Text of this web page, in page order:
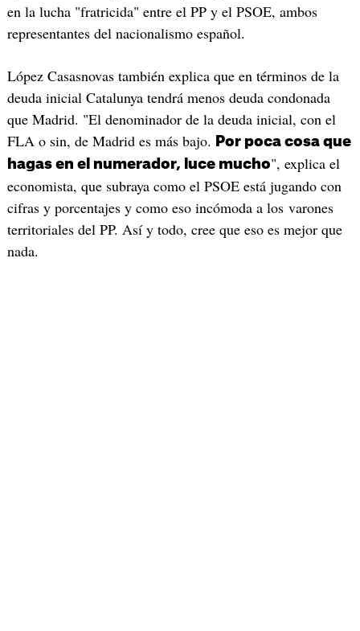
en la lucha "fratricida" entre el PP y el PSOE, ambos
representantes del nacionalismo español.
López Casasnovas también explica que en términos de la
deuda inicial Catalunya tendrá menos deuda condonada
que Madrid. "El denominador de la deuda inicial, con el
FLA o sin, de Madrid es más bajo.
Por poca cosa que
hagas en el numerador, luce mucho", explica el
economista, que subraya como el PSOE está jugando con
cifras y porcentajes y como eso incómoda a los varones
territoriales del PP. Así y todo, cree que eso es mejor que
nada.